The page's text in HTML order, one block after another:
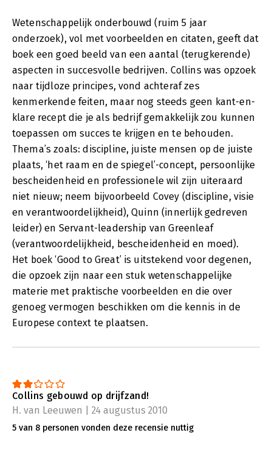
Wetenschappelijk onderbouwd (ruim 5 jaar
onderzoek), vol met voorbeelden en citaten, geeft dat
boek een goed beeld van een aantal (terugkerende)
aspecten in succesvolle bedrijven. Collins was opzoek
naar tijdloze principes, vond achteraf zes
kenmerkende feiten, maar nog steeds geen kant-en-
klare recept die je als bedrijf gemakkelijk zou kunnen
toepassen om succes te krijgen en te behouden.
Thema’s zoals: discipline, juiste mensen op de juiste
plaats, ‘het raam en de spiegel’-concept, persoonlijke
bescheidenheid en professionele wil zijn uiteraard
niet nieuw; neem bijvoorbeeld Covey (discipline, visie
en verantwoordelijkheid), Quinn (innerlijk gedreven
leider) en Servant-leadership van Greenleaf
(verantwoordelijkheid, bescheidenheid en moed).
Het boek ‘Good to Great’ is uitstekend voor degenen,
die opzoek zijn naar een stuk wetenschappelijke
materie met praktische voorbeelden en die over
genoeg vermogen beschikken om die kennis in de
Europese context te plaatsen.
Collins gebouwd op drijfzand!
H. van Leeuwen | 24 augustus 2010
5 van 8 personen vonden deze recensie nuttig